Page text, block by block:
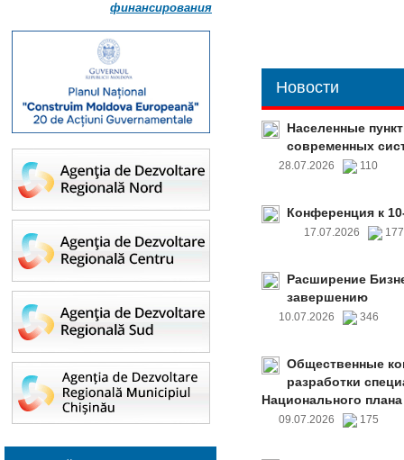
финансирования
Новости
Населенные
современных
28.07.2026 110
Конференция к
17.07.2026
Расширение
завершению
10.07.2026 346
Общественные
разработки
Национального
09.07.2026 175